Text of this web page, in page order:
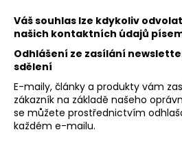
Váš souhlas lze kdykoliv
našich kontaktních údajů
Odhlášení ze zasílání
sdělení
E-maily, články a produkty vám
zákazník na základě našeho
se můžete prostřednictvím
každém e-mailu.